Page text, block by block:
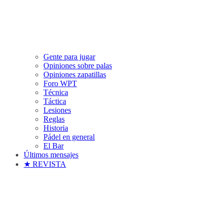
Gente para jugar
Opiniones sobre palas
Opiniones zapatillas
Foro WPT
Técnica
Táctica
Lesiones
Reglas
Historia
Pádel en general
El Bar
Últimos mensajes
★ REVISTA